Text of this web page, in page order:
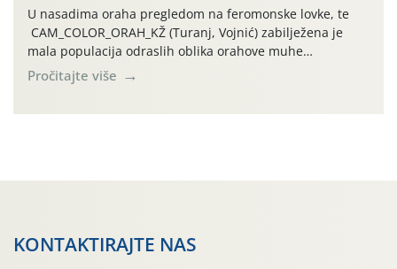
U nasadima oraha pregledom na feromonske lovke, te
CAM_COLOR_ORAH_KŽ (Turanj, Vojnić) zabilježena je
mala populacija odraslih oblika orahove muhe
(Rhagoletis completa). Niska brojnost može se objasniti
činjenicom da je riječ o mladim nasadima s vrlo malim
Pročitajte više
KONTAKTIRAJTE NAS